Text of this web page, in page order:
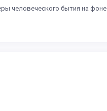
человеческого бытия на фоне